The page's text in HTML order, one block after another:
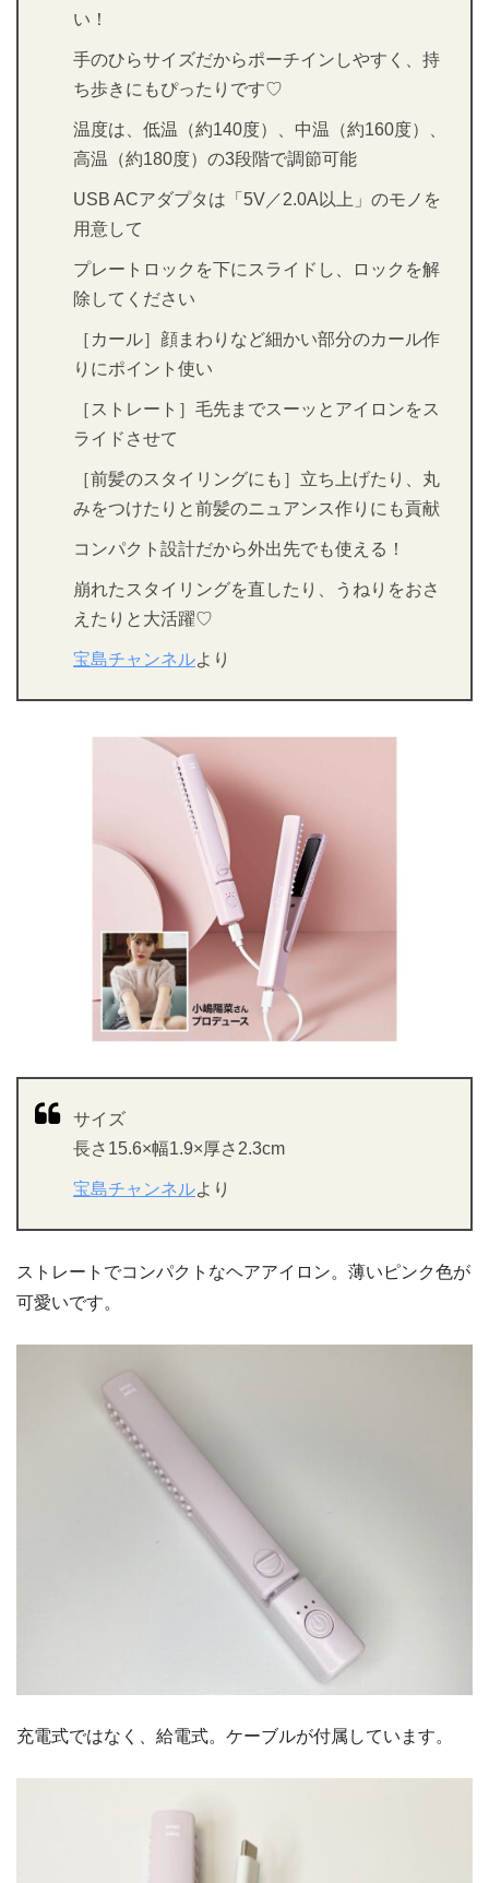
い！
手のひらサイズだからポーチインしやすく、持
ち歩きにもぴったりです♡
温度は、低温（約140度）、中温（約160度）、
高温（約180度）の3段階で調節可能
USB ACアダプタは「5V／2.0A以上」のモノを
用意して
プレートロックを下にスライドし、ロックを解
除してください
［カール］顔まわりなど細かい部分のカール作
りにポイント使い
［ストレート］毛先までスーッとアイロンをス
ライドさせて
［前髪のスタイリングにも］立ち上げたり、丸
みをつけたりと前髪のニュアンス作りにも貢献
コンパクト設計だから外出先でも使える！
崩れたスタイリングを直したり、うねりをおさ
えたりと大活躍♡
宝島チャンネルより
サイズ
長さ15.6×幅1.9×厚さ2.3cm
宝島チャンネルより
ストレートでコンパクトなヘアアイロン。薄いピンク色が
可愛いです。
充電式ではなく、給電式。ケーブルが付属しています。